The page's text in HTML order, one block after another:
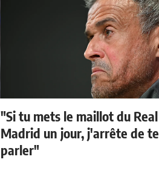
"Si tu mets le maillot du Real
Madrid un jour, j'arrête de te
parler"